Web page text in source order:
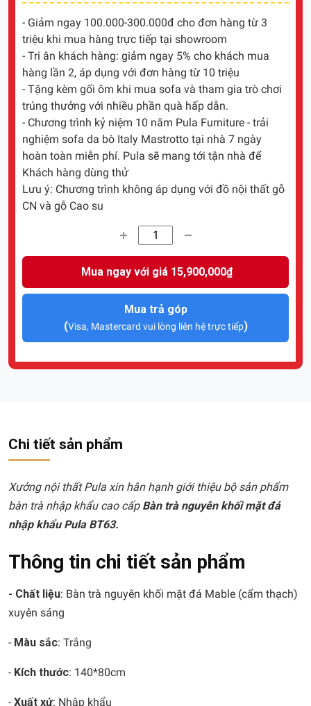
- Giảm ngay 100.000-300.000đ cho đơn hàng từ 3
triệu khi mua hàng trực tiếp tại showroom
- Tri ân khách hàng: giảm ngay 5% cho khách mua
hàng lần 2, áp dụng với đơn hàng từ 10 triệu
- Tặng kèm gối ôm khi mua sofa và tham gia trò chơi
trúng thưởng với nhiều phần quà hấp dẫn.
- Chương trình kỷ niệm 10 năm Pula Furniture - trải
nghiệm sofa da bò Italy Mastrotto tại nhà 7 ngày
hoàn toàn miễn phí. Pula sẽ mang tới tận nhà để
Khách hàng dùng thử
Lưu ý: Chương trình không áp dụng với đồ nội thất gỗ
CN và gỗ Cao su
Mua ngay với giá 15,900,000₫
Mua trả góp
(Visa, Mastercard vui lòng liên hệ trực tiếp)
Chi tiết sản phẩm
Xưởng nội thất Pula xin hân hạnh giới thiệu bộ sản phẩm
bàn trà nhập khẩu cao cấpBàn trà nguyên khối mặt đá
nhập khẩu Pula BT63.
Thông tin chi tiết sản phẩm
- Chất liệu: Bàn trà nguyên khối mặt đá Mable (cẩm thạch)
xuyên sáng
- Màu sắc: Trắng
- Kích thước: 140*80cm
- Xuất xứ: Nhập khẩu